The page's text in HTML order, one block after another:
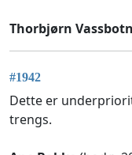
Thorbjørn Vassbotn
#1942
Dette er
trengs.